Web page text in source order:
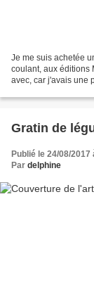
Je me suis achetée
coulant, aux éditions
avec, car j'avais une
Gratin de
Publié le 24/08/2017
Par delphine